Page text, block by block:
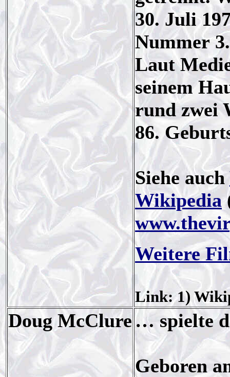
30. Juli
Nummer 3.
Laut
seinem
rund zwei
86.
Siehe auch
Wikipedia
Weitere
Link: 1)
Doug McClure… spielte
Geboren